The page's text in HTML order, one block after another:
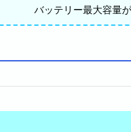
バッテリー最大容量